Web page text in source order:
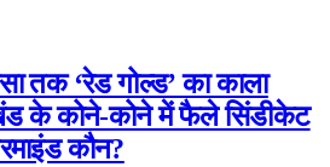
तक ‘रेड गोल्ड’ का काला
के कोने-कोने में फैले सिंडीकेट
कौन?